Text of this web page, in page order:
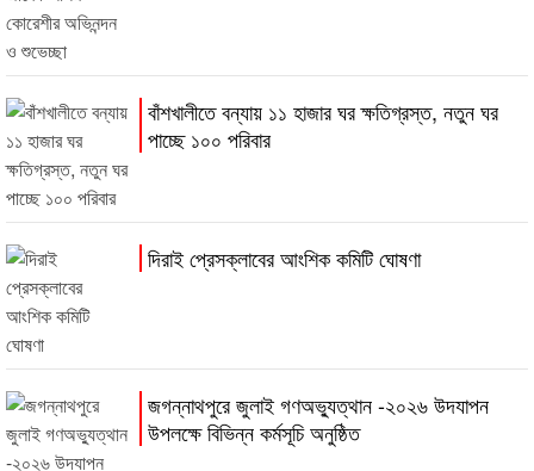
বাঁশখালীতে বন্যায় ১১ হাজার ঘর ক্ষতিগ্রস্ত, নতুন ঘর
পাচ্ছে ১০০ পরিবার
দিরাই প্রেসক্লাবের আংশিক কমিটি ঘোষণা
জগন্নাথপুরে জুলাই গণঅভ্যুত্থান -২০২৬ উদযাপন
উপলক্ষে বিভিন্ন কর্মসূচি অনুষ্ঠিত